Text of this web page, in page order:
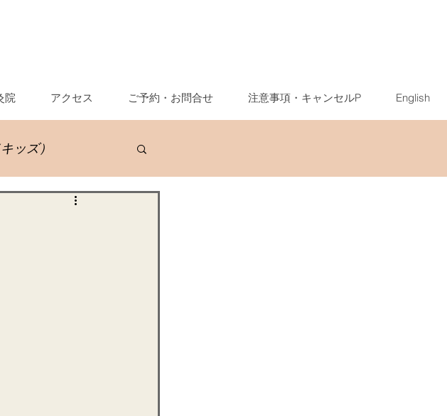
院 アクセス ご予約・お問合せ 注意事項・キャンセルP English
ッズ）